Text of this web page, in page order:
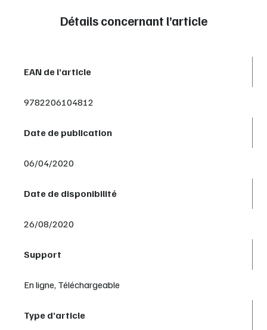
Détails concernant l’article
EAN de l’article
9782206104812
Date de publication
06/04/2020
Date de disponibilité
26/08/2020
Support
En ligne, Téléchargeable
Type d’article